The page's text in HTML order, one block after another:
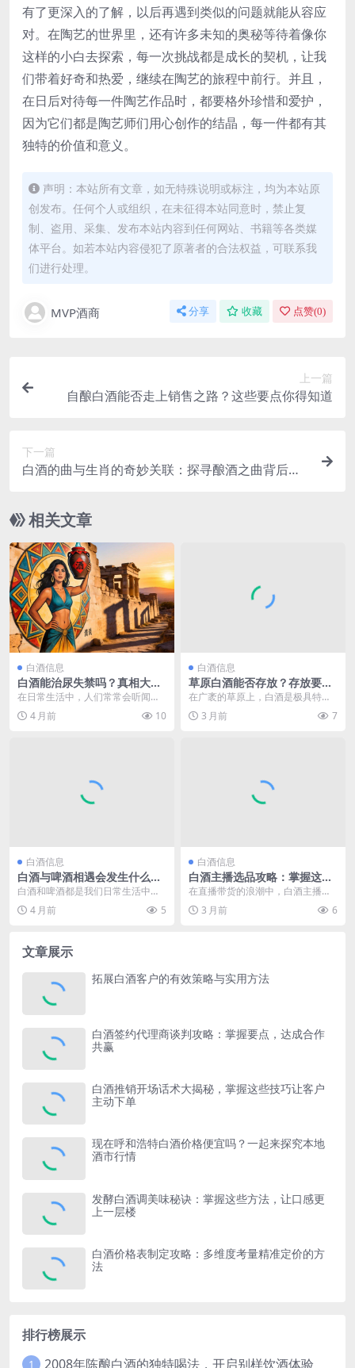
有了更深入的了解，以后再遇到类似的问题就能从容应
对。在陶艺的世界里，还有许多未知的奥秘等待着像你
这样的小白去探索，每一次挑战都是成长的契机，让我
们带着好奇和热爱，继续在陶艺的旅程中前行。并且，
在日后对待每一件陶艺作品时，都要格外珍惜和爱护，
因为它们都是陶艺师们用心创作的结晶，每一件都有其
独特的价值和意义。
声明：本站所有文章，如无特殊说明或标注，均为本站原
创发布。任何个人或组织，在未征得本站同意时，禁止复
制、盗用、采集、发布本站内容到任何网站、书籍等各类媒
体平台。如若本站内容侵犯了原著者的合法权益，可联系我
们进行处理。
MVP酒商 分享 收藏 点赞(0)
上一篇
自酿白酒能否走上销售之路？这些要点你得知道
下一篇
白酒的曲与生肖的奇妙关联：探寻酿酒之曲背后的
相关文章
白酒信息
白酒能治尿失禁吗？真相大揭
秘
在日常生活中，人们常常会听闻一
些关于民间偏方治病的说法，其中
不乏“白酒能治尿失禁...
4 月前 10
白酒信息
草原白酒能否存放？存放要点
与注意事项大揭秘
在广袤的草原上，白酒是极具特色
的饮品，它承载着草原的豪情与文
化。很多人会好奇，草...
3 月前 7
白酒信息
白酒与啤酒相遇会发生什么反
应？答案在这里揭晓
白酒和啤酒都是我们日常生活中常
见的酒类饮品，在聚会、宴请等场
合常常能看到它们的身...
4 月前 5
白酒信息
白酒主播选品攻略：掌握这些
要点，挑出畅销好酒
在直播带货的浪潮中，白酒主播肩
负着为消费者挑选优质白酒、满足
其饮酒需求的重要使命...
3 月前 6
文章展示
拓展白酒客户的有效策略与实用方法
白酒签约代理商谈判攻略：掌握要点，达成合作
共赢
白酒推销开场话术大揭秘，掌握这些技巧让客户
主动下单
现在呼和浩特白酒价格便宜吗？一起来探究本地
酒市行情
发酵白酒调美味秘诀：掌握这些方法，让口感更
上一层楼
白酒价格表制定攻略：多维度考量精准定价的方
法
排行榜展示
1 2008年陈酿白酒的独特喝法，开启别样饮酒体验